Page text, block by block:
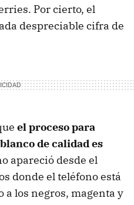
Por cierto, el
despreciable cifra de
el proceso para
de calidad es
apareció desde el
donde el teléfono está
a los negros, magenta y